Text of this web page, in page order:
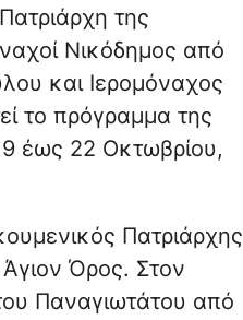
της
Νικόδημος από
και Ιερομόναχος
το πρόγραμμα της
έως 22 Οκτωβρίου,
Πατριάρχης
Όρος. Στον
Παναγιωτάτου από